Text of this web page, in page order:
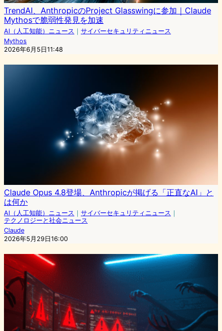
TrendAI、AnthropicのProject Glasswingに参加｜Claude
Mythosで脆弱性発見を加速
AI（人工知能）ニュース ｜ サイバーセキュリティニュース
Mythos
2026年6月5日11:48
Claude Opus 4.8登場、Anthropicが掲げる「正直なAI」と
は何か
AI（人工知能）ニュース ｜ サイバーセキュリティニュース ｜
テクノロジーと社会ニュース
Claude
2026年5月29日16:00